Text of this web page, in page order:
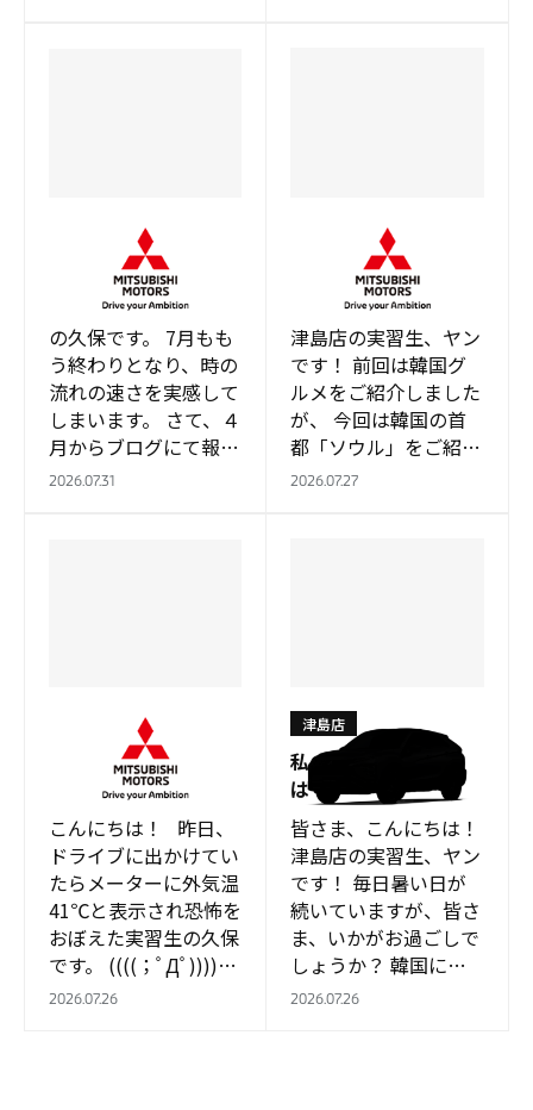
ツバメ、家を出る！
こんにちは！ 実習生
の久保です。 7月もも
う終わりとなり、時の
流れの速さを実感して
しまいます。 さて、４
月からブログにて報告
してまいりましたツバ
2026.07.31
ソウル！
皆さま、こんにちは！
津島店の実習生、ヤン
です！ 前回は韓国グ
ルメをご紹介しました
が、 今回は韓国の首
都「ソウル」をご紹介
します！ ソウルは韓
2026.07.27
夏到来！！最新お得情
報！！
こんにちは！ 昨日、
ドライブに出かけてい
たらメーターに外気温
41℃と表示され恐怖を
おぼえた実習生の久保
です。 ((((；ﾟДﾟ))))ｶﾞ
ｸｶﾞｸﾌﾞﾙﾌﾞﾙ 本日（7
2026.07.26
私の初めてのクルマ
は…？
津島店
皆さま、こんにちは！
津島店の実習生、ヤン
です！ 毎日暑い日が
続いていますが、皆さ
ま、いかがお過ごしで
しょうか？ 韓国にも
暑い夏はありますが、
2026.07.26